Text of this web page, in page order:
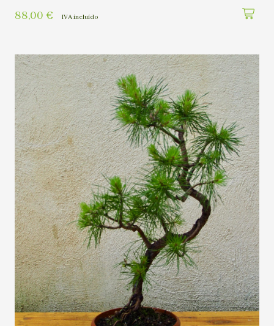
88,00 € IVA incluído